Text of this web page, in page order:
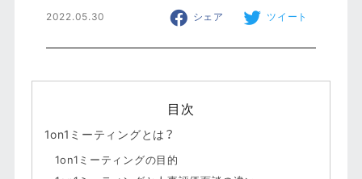
2022.05.30 シェア ツイート
目次
1on1ミーティングとは？
1on1ミーティングの目的